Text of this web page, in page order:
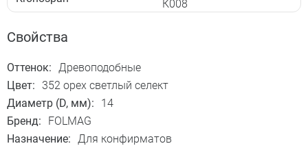
К008
Свойства
Оттенок: Древоподобные
Цвет:
352 орех светлый селект
Диаметр (D, мм):
14
Бренд:
FOLMAG
Назначение: Для конфирматов